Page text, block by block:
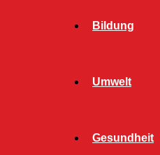
Bildung
Umwelt
Gesundheit